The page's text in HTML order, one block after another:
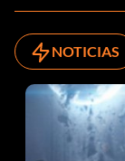
NOTICIAS